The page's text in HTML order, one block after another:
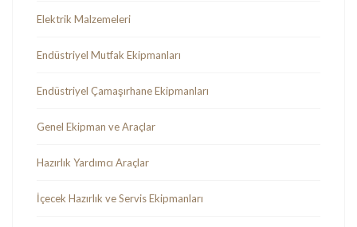
Elektrik Malzemeleri
Endüstriyel Mutfak Ekipmanları
Endüstriyel Çamaşırhane Ekipmanları
Genel Ekipman ve Araçlar
Hazırlık Yardımcı Araçlar
İçecek Hazırlık ve Servis Ekipmanları